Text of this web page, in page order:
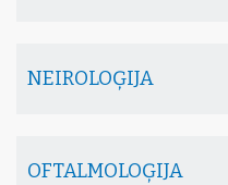
NEIROLOĢIJA
OFTALMOLOĢIJA